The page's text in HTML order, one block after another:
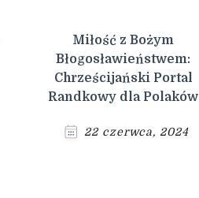
Miłość z Bożym
Błogosławieństwem:
Chrześcijański Portal
Randkowy dla Polaków
22 czerwca, 2024